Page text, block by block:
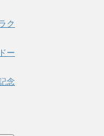
ク
ー
念